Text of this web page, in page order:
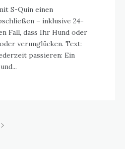
S-Quin einen
– inklusive 24-
Fall, dass Ihr Hund oder
verunglücken. Text: